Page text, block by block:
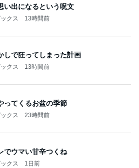
い出になるという呪文
クス 13時間前
しで狂ってしまった計画
クス 13時間前
ってくるお盆の季節
クス 23時間前
でウマい甘辛つくね
クス 1日前